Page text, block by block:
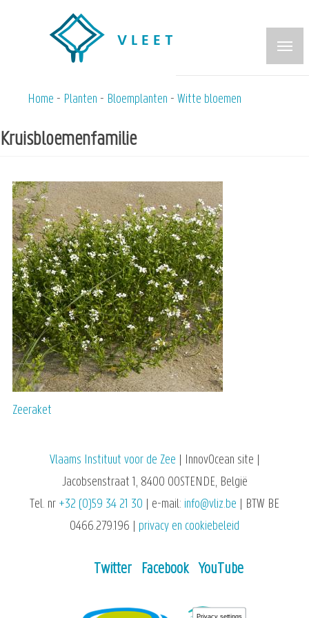
Home Planten Bloemplanten Witte bloemen
Kruisbloemenfamilie
Zeeraket
Vlaams Instituut voor de Zee | InnovOcean site |
Jacobsenstraat 1, 8400 OOSTENDE, België
Tel. nr +32 (0)59 34 21 30 | e-mail: info@vliz.be | BTW BE
0466.279.196 | privacy en cookiebeleid
Twitter Facebook YouTube
Privacy settings